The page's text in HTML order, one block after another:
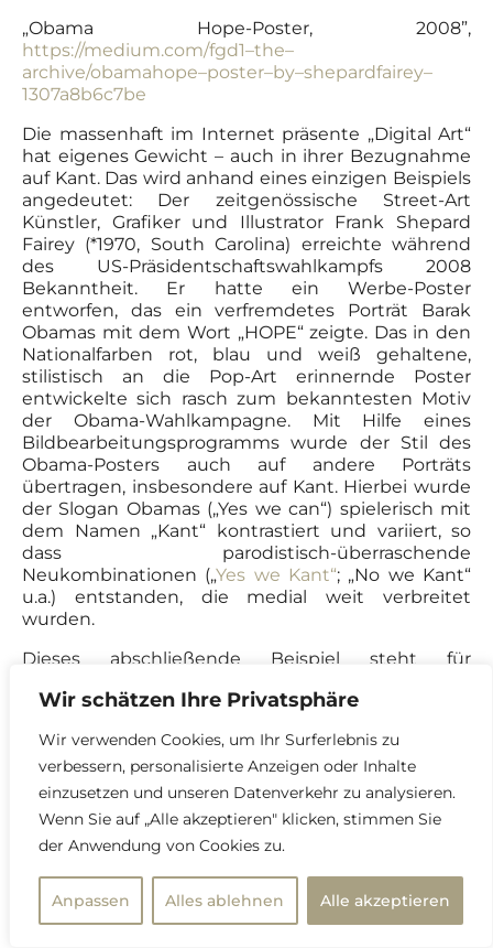
Wir schätzen Ihre Privatsphäre
Wir verwenden Cookies, um Ihr Surferlebnis zu
verbessern, personalisierte Anzeigen oder Inhalte
einzusetzen und unseren Datenverkehr zu analysieren.
Wenn Sie auf „Alle akzeptieren" klicken, stimmen Sie
der Anwendung von Cookies zu.
Anpassen Alles ablehnen Alle akzeptieren
„Obama Hope-Poster, 2008”,
https://medium.com/fgd1–the–
archive/obamahope–poster–by–shepardfairey–
1307a8b6c7be
Die massenhaft im Internet präsente „Digital Art“
hat eigenes Gewicht – auch in ihrer Bezugnahme
auf Kant. Das wird anhand eines einzigen Beispiels
angedeutet: Der zeitgenössische Street-Art
Künstler, Grafiker und Illustrator Frank Shepard
Fairey (*1970, South Carolina) erreichte während
des US-Präsidentschaftswahlkampfs 2008
Bekanntheit. Er hatte ein Werbe-Poster
entworfen, das ein verfremdetes Porträt Barak
Obamas mit dem Wort „HOPE“ zeigte. Das in den
Nationalfarben rot, blau und weiß gehaltene,
stilistisch an die Pop-Art erinnernde Poster
entwickelte sich rasch zum bekanntesten Motiv
der Obama-Wahlkampagne. Mit Hilfe eines
Bildbearbeitungsprogramms wurde der Stil des
Obama-Posters auch auf andere Porträts
übertragen, insbesondere auf Kant. Hierbei wurde
der Slogan Obamas („Yes we can“) spielerisch mit
dem Namen „Kant“ kontrastiert und variiert, so
dass parodistisch-überraschende
Neukombinationen („Yes we Kant“; „No we Kant“
u.a.) entstanden, die medial weit verbreitet
wurden.
Dieses abschließende Beispiel steht für
digitalen Kunst und im Internet generell. Diese
zeitgenössischen Kantporträts mit Hilfe eines
Bildprogramms bearbeitet wird. Diese digitalen
Verfremdungen sind aufgrund ihrer Verbreitung
nicht außer acht zu lassen. Sie führen zu einer
ganz neuen medialen Präsenz von Kantporträts
gerade auch unter jüngeren Adressaten und
machen neugierig, mehr zu erfahren. Kant ist auch
unter jungen Leuten nicht „out“ – sonst wäre 2001
nicht in Mexiko die ziemlich erfolgreiche